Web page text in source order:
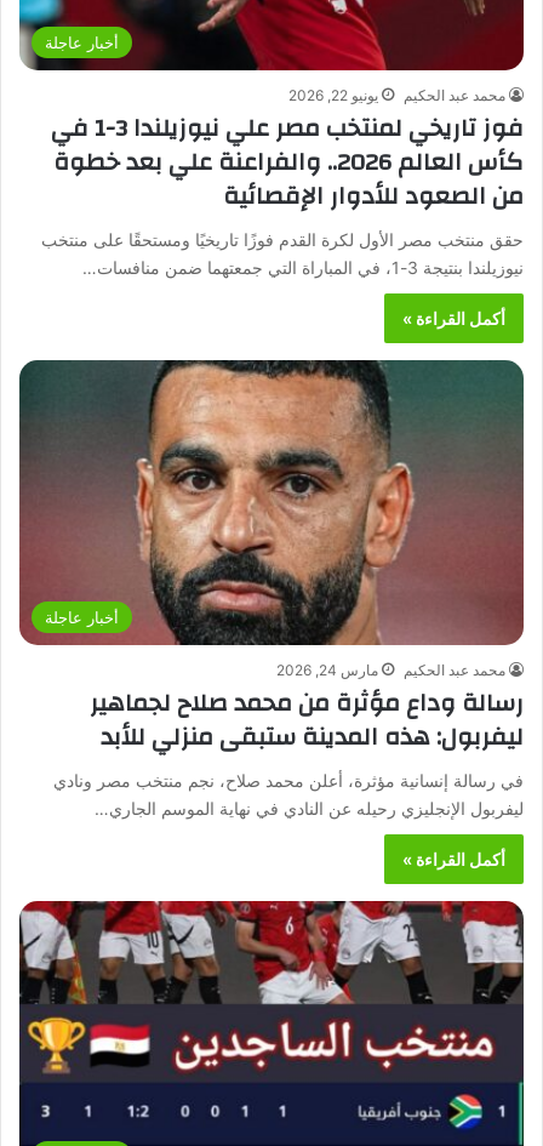
أخبار عاجلة
محمد عبد الحكيم يونيو 22, 2026
فوز تاريخي لمنتخب مصر علي نيوزيلندا 3-1 في
كأس العالم 2026.. والفراعنة علي بعد خطوة
من الصعود للأدوار الإقصائية
حقق منتخب مصر الأول لكرة القدم فوزًا تاريخيًا ومستحقًا على منتخب
نيوزيلندا بنتيجة 3-1، في المباراة التي جمعتهما ضمن منافسات…
أكمل القراءة »
أخبار عاجلة
محمد عبد الحكيم مارس 24, 2026
رسالة وداع مؤثرة من محمد صلاح لجماهير
ليفربول: هذه المدينة ستبقى منزلي للأبد
في رسالة إنسانية مؤثرة، أعلن محمد صلاح، نجم منتخب مصر ونادي
ليفربول الإنجليزي رحيله عن النادي في نهاية الموسم الجاري…
أكمل القراءة »